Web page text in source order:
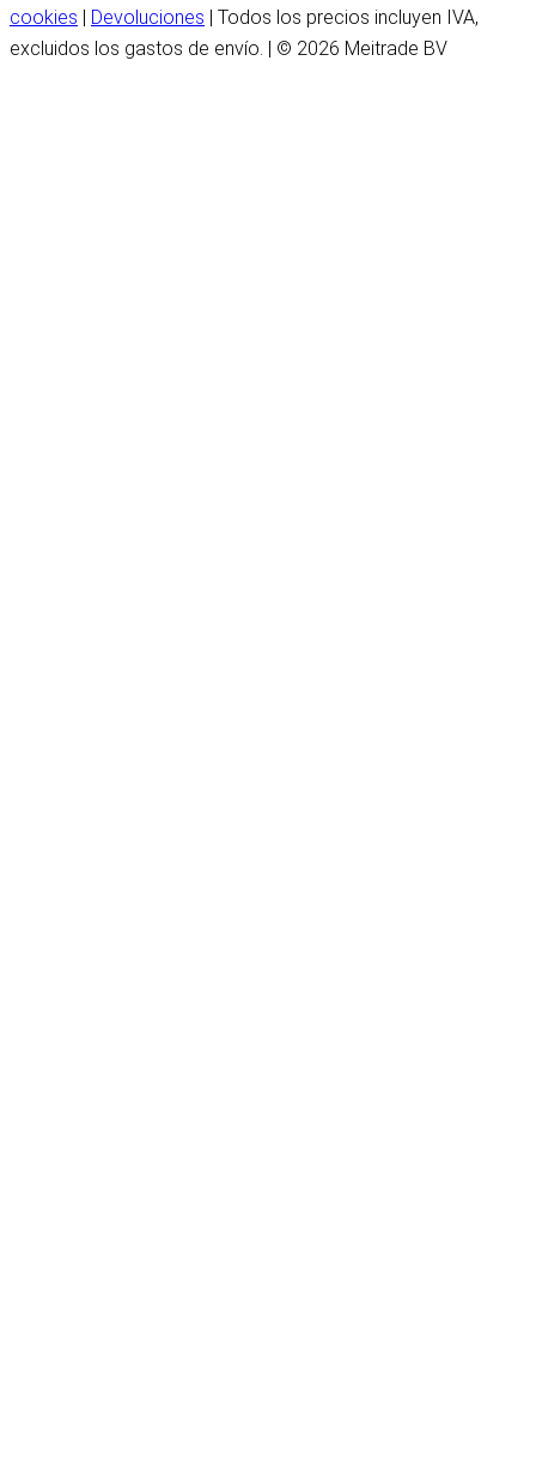
cookies
Devoluciones | Todos los precios incluyen IVA,
excluidos los gastos de envío. | © 2026 Meitrade BV